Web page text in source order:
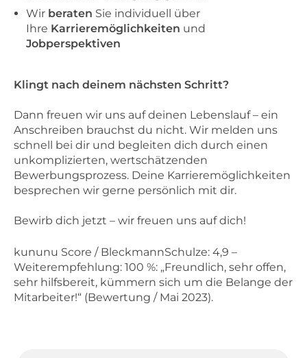
Wir beraten Sie individuell über
Ihre Karrieremöglichkeiten und
Jobperspektiven
Klingt nach deinem nächsten Schritt?
Dann freuen wir uns auf deinen Lebenslauf – ein
Anschreiben brauchst du nicht. Wir melden uns
schnell bei dir und begleiten dich durch einen
unkomplizierten, wertschätzenden
Bewerbungsprozess. Deine Karrieremöglichkeiten
besprechen wir gerne persönlich mit dir.
Bewirb dich jetzt – wir freuen uns auf dich!
kununu Score / BleckmannSchulze: 4,9 –
Weiterempfehlung: 100 %: „Freundlich, sehr offen,
sehr hilfsbereit, kümmern sich um die Belange der
Mitarbeiter!“ (Bewertung / Mai 2023).